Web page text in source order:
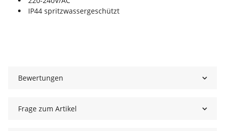
IP44 spritzwassergeschützt
Bewertungen
Frage zum Artikel